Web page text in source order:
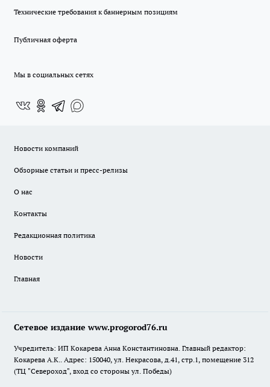
Технические требования к баннерным позициям
Публичная оферта
Мы в социальных сетях
Новости компаний
Обзорные статьи и пресс-релизы
О нас
Контакты
Редакционная политика
Новости
Главная
Сетевое издание www.progorod76.ru
Учредитель: ИП Кокарева Анна Константиновна. Главный редактор:
Кокарева А.К.. Адрес: 150040, ул. Некрасова, д.41, стр.1, помещение 312
(ТЦ "Североход", вход со стороны ул. Победы)